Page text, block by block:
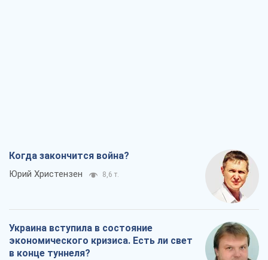
Когда закончится война?
Юрий Христензен 8,6 т.
Украина вступила в состояние
экономического кризиса. Есть ли свет
в конце туннеля?